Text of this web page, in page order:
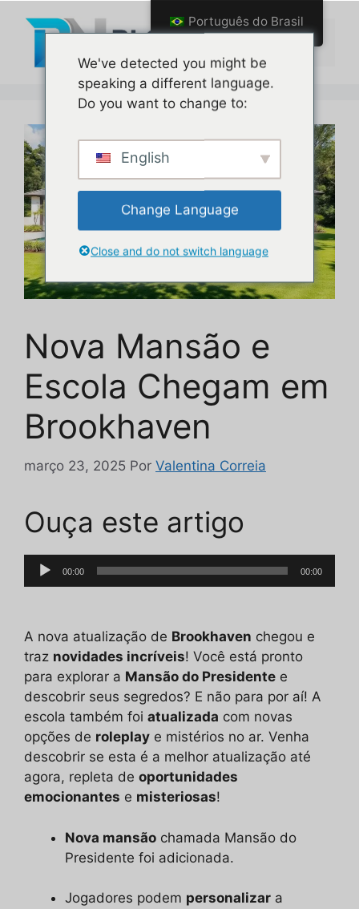
conteúdo
Menu
Nova Mansão e
Escola Chegam em
Brookhaven
março 23, 2025 Por Valentina Correia
Ouça este artigo
Tocador
de
00:00 00:00
A nova atualização de Brookhaven chegou e
traz novidades incríveis! Você está pronto
para explorar a Mansão do Presidente e
descobrir seus segredos? E não para por aí! A
escola também foi atualizada com novas
opções de roleplay e mistérios no ar. Venha
descobrir se esta é a melhor atualização até
agora, repleta de oportunidades
emocionantes e misteriosas!
Nova mansão chamada Mansão do
Presidente foi adicionada.
Jogadores podem personalizar a
Português do Brasil
We've detected you might be
speaking a different language.
Do you want to change to:
English
Change Language
Close and do not switch language